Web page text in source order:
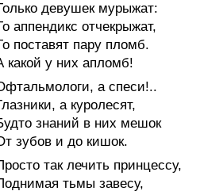
девушек мурыжат:
аппендикс отчекрыжат,
поставят пару пломб.
какой у них апломб!
а спеси!..
а куролесят,
знаний в них мешок
зубов и до кишок.
так лечить принцессу,
тьмы завесу,